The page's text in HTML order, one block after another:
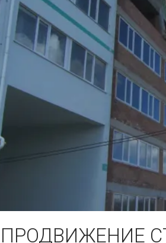
ПРОДВИЖЕНИЕ